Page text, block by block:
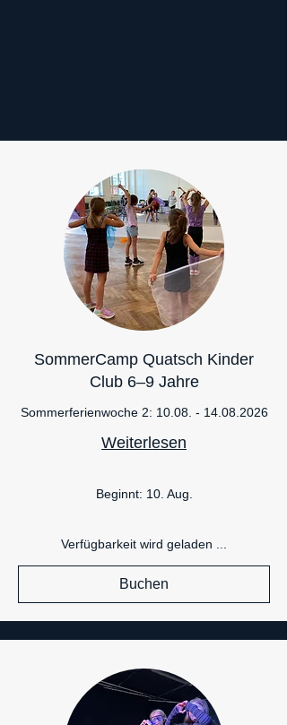
SommerCamp Quatsch Kinder
Club 6–9 Jahre
Sommerferienwoche 2: 10.08. - 14.08.2026
Weiterlesen
Beginnt: 10. Aug.
Verfügbarkeit wird geladen ...
Buchen